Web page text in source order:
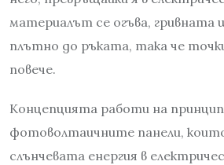
материалът се огъва, гривната
плътно до ръката, така че
повече.
Концепцията работи на
фотоволтаичните панели,
слънчевата енергия в